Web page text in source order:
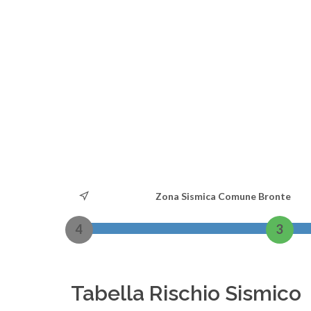
Zona Sismica Comune Bronte
4 3
Tabella Rischio Sismico